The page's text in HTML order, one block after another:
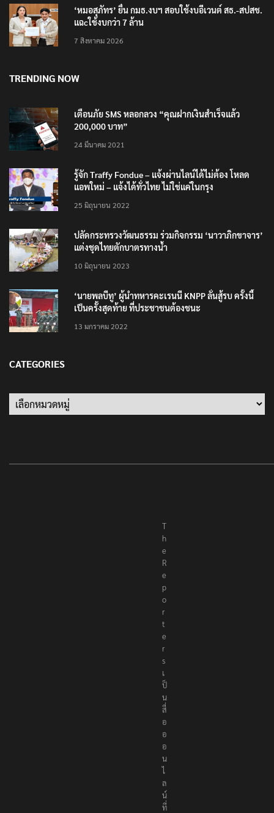
‘หมอสุภัทร’ ยื่น กมธ.งบฯ สอบใช้งบอีเวนต์ สธ.-สปสช.
แฉcใช้งบกว่า 7 ล้าน
7 สิงหาคม 2026
TRENDING NOW
เตือนภัย SMS หลอกลวง “คุณฝากเงินสำเร็จแล้ว
200,000 บาท”
24 มีนาคม 2021
รู้จัก Traffy Fondue – แจ้งผ่านไลน์ได้ไม่ต้อง โหลด
แอพใหม่ – แจ้งได้ทั่วไทย ไม่ใช่แค่ในกรุง
25 มิถุนายน 2022
ปลัดกระทรวงวัฒนธรรม ร่วมกิจกรรม ‘นาวาภิกขาจาร’
แต่งชุดไทยตักบาตรทางน้ำ
10 มิถุนายน 2023
‘นายพลบีทู’ ผู้นำทหารคะเรนนี KNPP ลั่นสู้รบ ครั้งนี้
เป็นครั้งสุดท้าย ที่ประชาชนต้องชนะ
13 มกราคม 2022
CATEGORIES
Categories
T
h
e
R
e
p
o
r
t
e
r
s
เ
ป็
น
สื่
อ
อ
อ
น
ไ
ล
น์
ที่